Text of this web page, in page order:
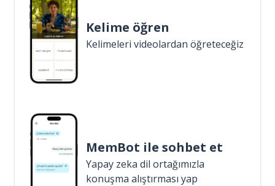
Kelime öğren
Kelimeleri videolardan öğreteceğiz
MemBot ile sohbet et
Yapay zeka dil ortağımızla
konuşma alıştırması yap